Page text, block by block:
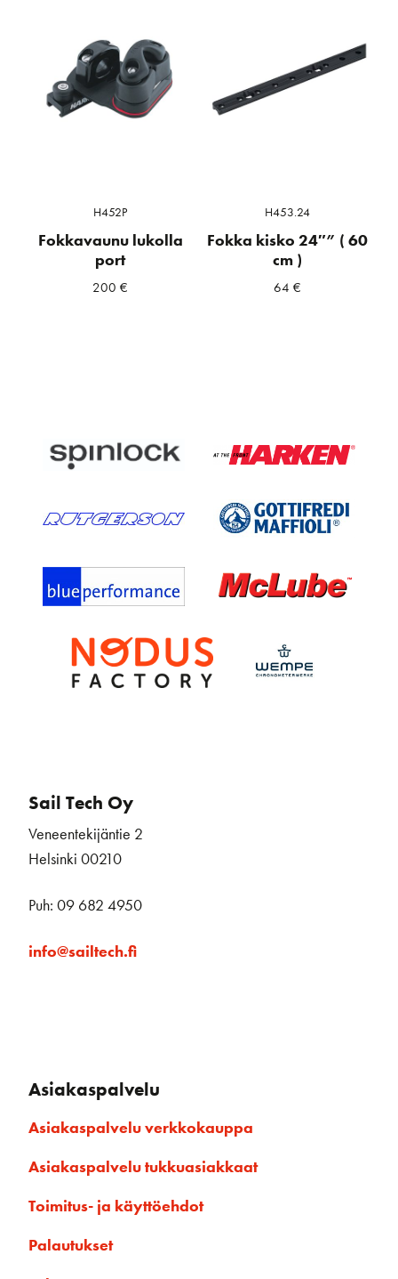
H452P
Fokkavaunu lukolla
port
200€
H453.24
Fokka kisko 24″” ( 60
cm )
64€
Sail Tech Oy
Veneentekijäntie 2
Helsinki 00210
Puh: 09 682 4950
info@sailtech.fi
Asiakaspalvelu
Asiakaspalvelu verkkokauppa
Asiakaspalvelu tukkuasiakkaat
Toimitus- ja käyttöehdot
Palautukset